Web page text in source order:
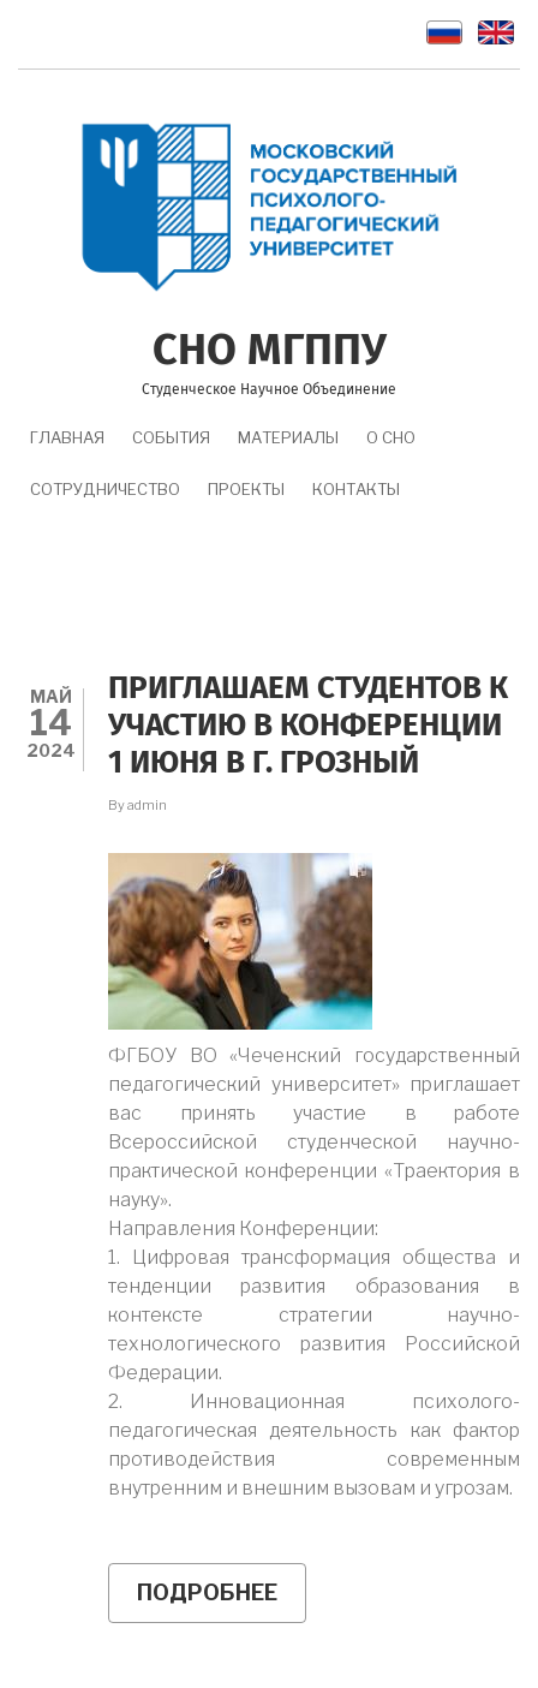
основному
СНО МГППУ
Студенческое Научное Объединение
ГЛАВНАЯ СОБЫТИЯ МАТЕРИАЛЫ О СНО
СОТРУДНИЧЕСТВО ПРОЕКТЫ КОНТАКТЫ
МАЙ
14
2024
ПРИГЛАШАЕМ СТУДЕНТОВ К
УЧАСТИЮ В КОНФЕРЕНЦИИ
1 ИЮНЯ В Г. ГРОЗНЫЙ
Byadmin
ФГБОУ ВО «Чеченский государственный
педагогический университет» приглашает
вас принять участие в работе
Всероссийской студенческой научно-
практической конференции «Траектория в
науку».
Направления Конференции:
1. Цифровая трансформация общества и
тенденции развития образования в
контексте стратегии научно-
технологического развития Российской
Федерации.
2. Инновационная психолого-
педагогическая деятельность как фактор
противодействия современным
внутренним и внешним вызовам и угрозам.
ПОДРОБНЕЕ
ПРИГЛАШАЕМ